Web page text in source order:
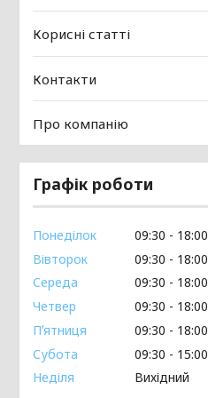
Корисні статті
Контакти
Про компанію
Графік роботи
Понеділок 09:30
18:00
Вівторок
09:30
18:00
Середа
09:30
18:00
Четвер
09:30
18:00
Пʼятниця
09:30
18:00
Субота
09:30
15:00
Неділя
Вихідний